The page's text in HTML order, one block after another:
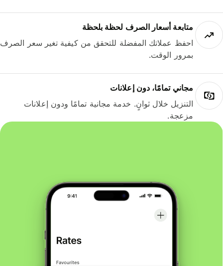
متابعة أسعار الصرف لحظة بلحظة
احفظ عملاتك المفضلة للتحقق من كيفية تغير سعر الصرف
بمرور الوقت.
مجاني تمامًا، دون إعلانات
التنزيل خلال ثوانٍ. خدمة مجانية تمامًا ودون إعلانات
مزعجة.